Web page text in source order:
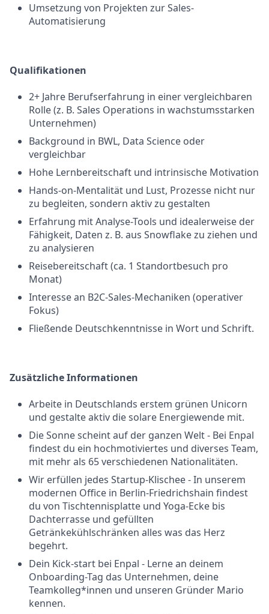
Umsetzung von Projekten zur Sales-
Automatisierung
Qualifikationen
2+ Jahre Berufserfahrung in einer vergleichbaren
Rolle (z. B. Sales Operations in wachstumsstarken
Unternehmen)
Background in BWL, Data Science oder
vergleichbar
Hohe Lernbereitschaft und intrinsische Motivation
Hands-on-Mentalität und Lust, Prozesse nicht nur
zu begleiten, sondern aktiv zu gestalten
Erfahrung mit Analyse-Tools und idealerweise der
Fähigkeit, Daten z. B. aus Snowflake zu ziehen und
zu analysieren
Reisebereitschaft (ca. 1 Standortbesuch pro
Monat)
Interesse an B2C-Sales-Mechaniken (operativer
Fokus)
Fließende Deutschkenntnisse in Wort und Schrift.
Zusätzliche Informationen
Arbeite in Deutschlands erstem grünen Unicorn
und gestalte aktiv die solare Energiewende mit.
Die Sonne scheint auf der ganzen Welt - Bei Enpal
findest du ein hochmotiviertes und diverses Team,
mit mehr als 65 verschiedenen Nationalitäten.
Wir erfüllen jedes Startup-Klischee - In unserem
modernen Office in Berlin-Friedrichshain findest
du von Tischtennisplatte und Yoga-Ecke bis
Dachterrasse und gefüllten
Getränkekühlschränken alles was das Herz
begehrt.
Dein Kick-start bei Enpal - Lerne an deinem
Onboarding-Tag das Unternehmen, deine
Teamkolleg*innen und unseren Gründer Mario
kennen.